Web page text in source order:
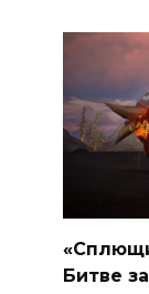
Битве